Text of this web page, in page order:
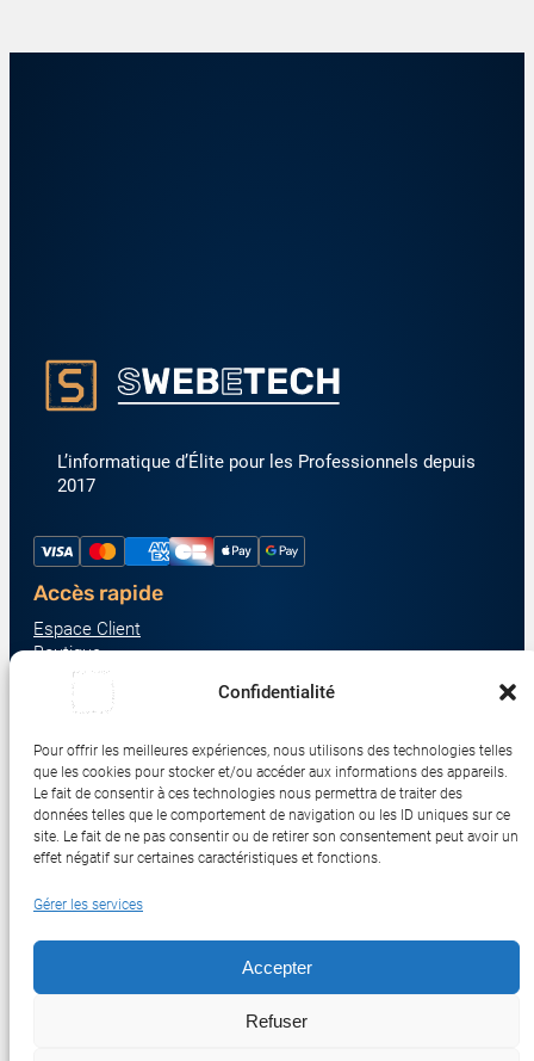
Confidentialité
Pour offrir les meilleures expériences, nous utilisons des technologies telles
que les cookies pour stocker et/ou accéder aux informations des appareils.
Le fait de consentir à ces technologies nous permettra de traiter des
données telles que le comportement de navigation ou les ID uniques sur ce
site. Le fait de ne pas consentir ou de retirer son consentement peut avoir un
effet négatif sur certaines caractéristiques et fonctions.
Gérer les services
Accepter
Refuser
L’informatique d’Élite pour les Professionnels depuis
2017
Accès rapide
Espace Client
Boutique
À propos
Nous contacter
Écrans & Moniteurs
Serveurs & Stockage
Impression & Consommables
Ordinateurs & Tablettes
Réseau & IoT
Conditions Générales de Vente